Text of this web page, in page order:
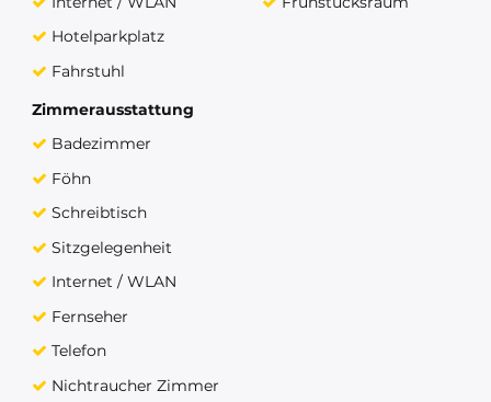
Hotelparkplatz
Fahrstuhl
Zimmerausstattung
Badezimmer
Föhn
Schreibtisch
Sitzgelegenheit
Internet / WLAN
Fernseher
Telefon
Nichtraucher Zimmer